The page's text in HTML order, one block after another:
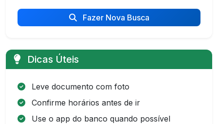
Fazer Nova Busca
Dicas Úteis
Leve documento com foto
Confirme horários antes de ir
Use o app do banco quando possível